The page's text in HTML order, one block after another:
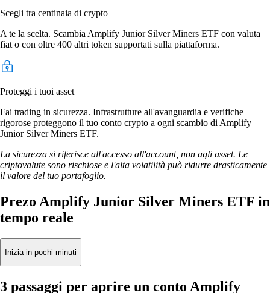
Scegli tra centinaia di crypto
A te la scelta. Scambia Amplify Junior Silver Miners ETF con valuta
fiat o con oltre 400 altri token supportati sulla piattaforma.
Proteggi i tuoi asset
Fai trading in sicurezza. Infrastrutture all'avanguardia e verifiche
rigorose proteggono il tuo conto crypto a ogni scambio di Amplify
Junior Silver Miners ETF.
La sicurezza si riferisce all'accesso all'account, non agli asset. Le
criptovalute sono rischiose e l'alta volatilità può ridurre drasticamente
il valore del tuo portafoglio.
Prezo Amplify Junior Silver Miners ETF in
tempo reale
Inizia in pochi minuti
3 passaggi per aprire un conto Amplify